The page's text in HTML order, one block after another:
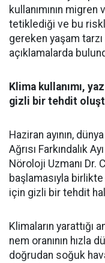
kullanımının migren
tetiklediği ve bu
gereken yaşam
açıklamalarda
Klima kullanımı,
gizli bir tehdit
Haziran ayının,
Ağrısı Farkındalık
Nöroloji Uzmanı Dr.
başlamasıyla
için gizli bir tehdit
Klimaların yarattığı
nem oranının hızla
doğrudan soğuk